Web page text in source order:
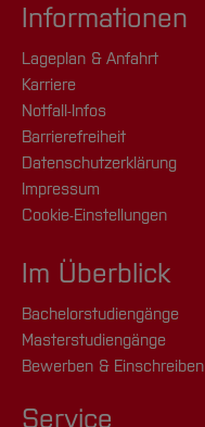
Informationen
Lageplan & Anfahrt
Karriere
Notfall-Infos
Barrierefreiheit
Datenschutzerklärung
Impressum
Cookie-Einstellungen
Im Überblick
Bachelorstudiengänge
Masterstudiengänge
Bewerben & Einschreiben
Service